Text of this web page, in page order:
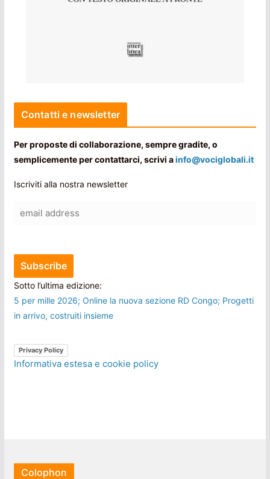
Contatti e newsletter
Per proposte di collaborazione, sempre gradite, o
semplicemente per contattarci, scrivi ainfo@vociglobali.it
Iscriviti alla nostra newsletter
Sotto l’ultima edizione:
5 per mille 2026; Online la nuova sezione RD Congo; Progetti
in arrivo, costruiti insieme
Privacy Policy
Informativa estesa e cookie policy
Colophon